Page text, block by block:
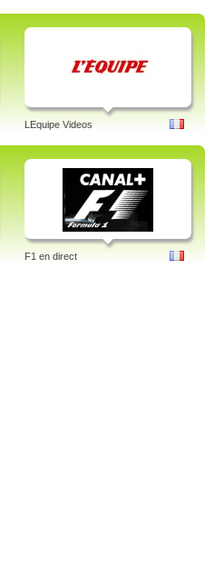
LEquipe Videos
F1 en direct